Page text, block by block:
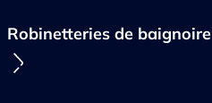
Robinetteries de baignoire